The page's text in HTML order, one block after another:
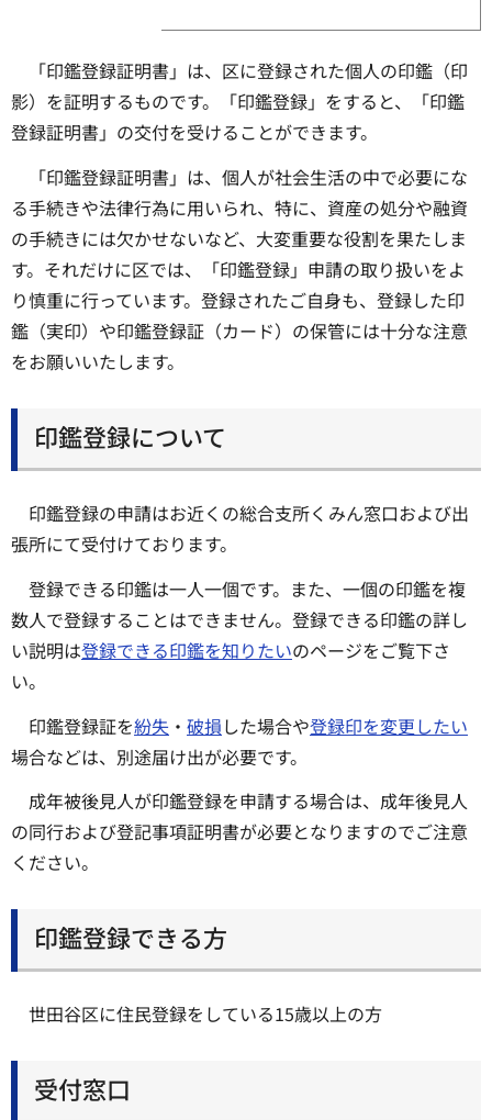
「印鑑登録証明書」は、区に登録された個人の印鑑（印
影）を証明するものです。「印鑑登録」をすると、「印鑑
登録証明書」の交付を受けることができます。
「印鑑登録証明書」は、個人が社会生活の中で必要にな
る手続きや法律行為に用いられ、特に、資産の処分や融資
の手続きには欠かせないなど、大変重要な役割を果たしま
す。それだけに区では、「印鑑登録」申請の取り扱いをよ
り慎重に行っています。登録されたご自身も、登録した印
鑑（実印）や印鑑登録証（カード）の保管には十分な注意
をお願いいたします。
印鑑登録について
印鑑登録の申請はお近くの総合支所くみん窓口および出
張所にて受付けております。
登録できる印鑑は一人一個です。また、一個の印鑑を複
数人で登録することはできません。登録できる印鑑の詳し
い説明は登録できる印鑑を知りたいのページをご覧下さ
い。
印鑑登録証を紛失 ・ 破損した場合や登録印を変更したい
場合などは、別途届け出が必要です。
成年被後見人が印鑑登録を申請する場合は、成年後見人
の同行および登記事項証明書が必要となりますのでご注意
ください。
印鑑登録できる方
世田谷区に住民登録をしている15歳以上の方
受付窓口